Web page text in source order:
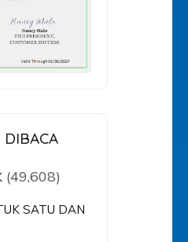
DIBACA
(49,608)
SATU DAN